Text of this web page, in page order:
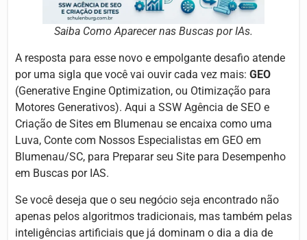
Saiba Como Aparecer nas Buscas por IAs.
A resposta para esse novo e empolgante desafio atende
por uma sigla que você vai ouvir cada vez mais: GEO
(Generative Engine Optimization, ou Otimização para
Motores Generativos). Aqui a SSW Agência de SEO e
Criação de Sites em Blumenau se encaixa como uma
Luva, Conte com Nossos Especialistas em GEO em
Blumenau/SC, para Preparar seu Site para Desempenho
em Buscas por IAS.
Se você deseja que o seu negócio seja encontrado não
apenas pelos algoritmos tradicionais, mas também pelas
inteligências artificiais que já dominam o dia a dia de